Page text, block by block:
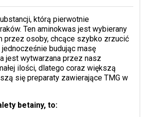
którą pierwotnie
Ten aminokwas jest wybierany
przez osoby, chcące szybko zrzucić
budując masę
jest wytwarzana przez nasz
ilości, dlatego coraz większą
się preparaty zawierające TMG w
betainy, to: